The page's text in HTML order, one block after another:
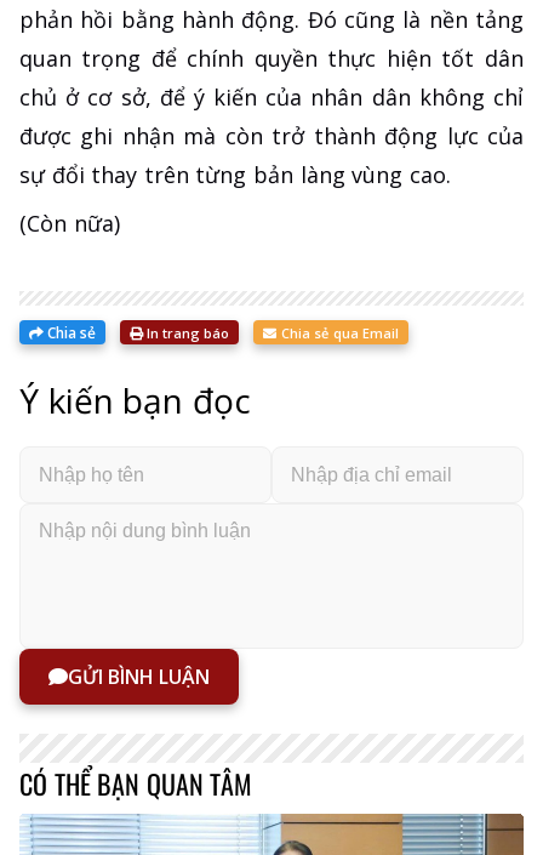
phản hồi bằng hành động. Đó cũng là nền tảng
quan trọng để chính quyền thực hiện tốt dân
chủ ở cơ sở, để ý kiến của nhân dân không chỉ
được ghi nhận mà còn trở thành động lực của
sự đổi thay trên từng bản làng vùng cao.
(Còn nữa)
Chia sẻ In trang báo Chia sẻ qua Email
Ý kiến bạn đọc
GỬI BÌNH LUẬN
CÓ THỂ BẠN QUAN TÂM